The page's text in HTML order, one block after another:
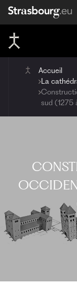
Aller
au
contenu
Aller
au
menu
Aller
au
pied
de
page
Accueil
La
sud (1275
Panneau de gestion